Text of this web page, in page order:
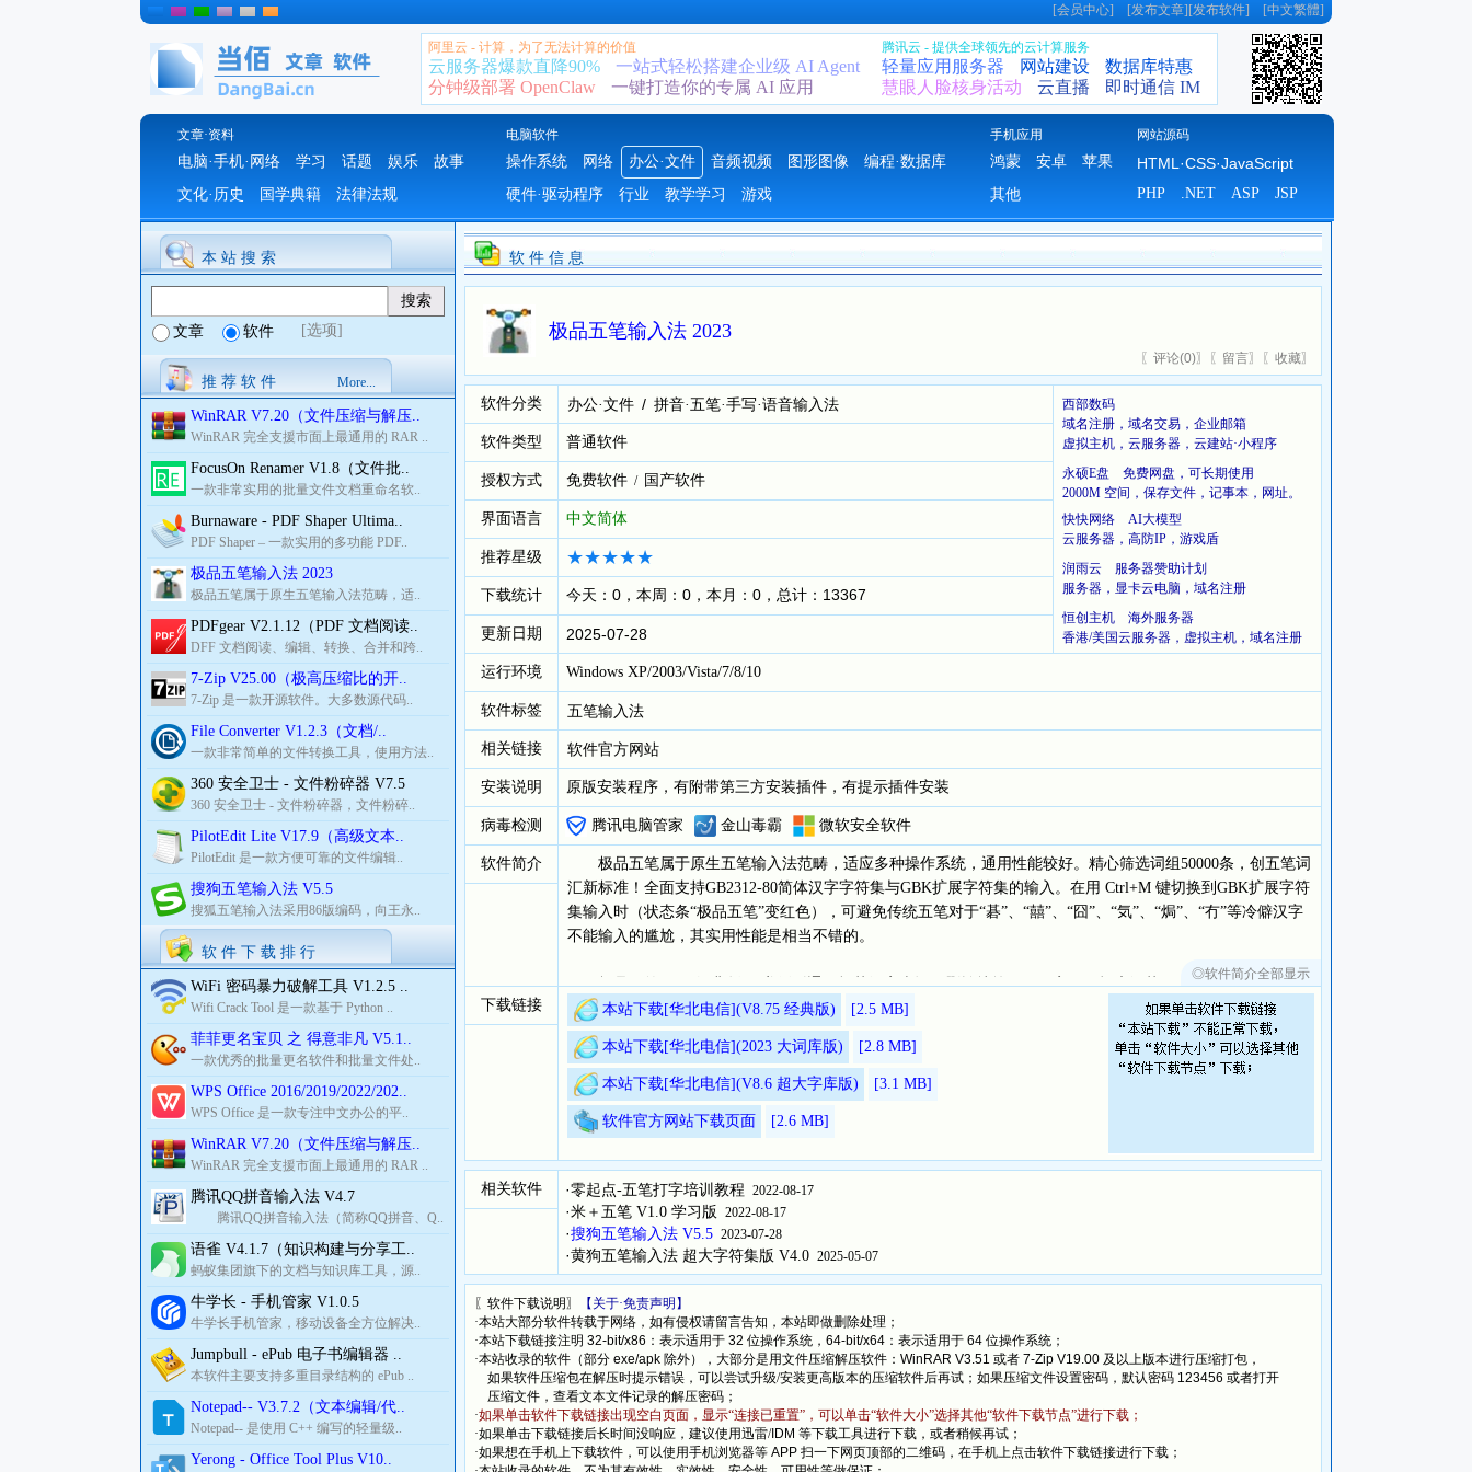
[会员中心] [发布文章][发布软件] [中文繁體]
阿里云 - 计算，为了无法计算的价值
云服务器爆款直降90%
一站式轻松搭建企业级 AI Agent
分钟级部署 OpenClaw
一键打造你的专属 AI 应用
腾讯云 - 提供全球领先的云计算服务
轻量应用服务器 网站建设
数据库特惠
慧眼人脸核身活动
云直播 即时通信 IM
文章·资料 电脑软件 手机应用 网站源码
电脑·手机·网络 学习 话题 娱乐
故事
文化·历史
国学典籍 法律法规
操作系统 网络 办公·文件 音频视频 图形图像
编程·数据库
硬件·驱动程序
行业 教学学习 游戏
鸿蒙 安卓
苹果
其他
HTML·CSS·JavaScript
PHP .NET ASP JSP
本 站 搜 索
文章 软件 [选项]
推 荐 软 件 More...
WinRAR V7.20（文件压缩与解压..
WinRAR 完全支援市面上最通用的 RAR ..
FocusOn Renamer V1.8（文件批..
一款非常实用的批量文件文档重命名软..
Burnaware - PDF Shaper Ultima..
PDF Shaper – 一款实用的多功能 PDF..
极品五笔输入法 2023
极品五笔属于原生五笔输入法范畴，适..
PDFgear V2.1.12（PDF 文档阅读..
DFF 文档阅读、编辑、转换、合并和跨..
7-Zip V25.00（极高压缩比的开..
7-Zip 是一款开源软件。大多数源代码..
File Converter V1.2.3（文档/..
一款非常简单的文件转换工具，使用方法..
360 安全卫士 - 文件粉碎器 V7.5
360 安全卫士 - 文件粉碎器，文件粉碎..
PilotEdit Lite V17.9（高级文本..
PilotEdit 是一款方便可靠的文件编辑..
搜狗五笔输入法 V5.5
搜狐五笔输入法采用86版编码，向王永..
软 件 下 载 排 行
WiFi 密码暴力破解工具 V1.2.5 ..
Wifi Crack Tool 是一款基于 Python ..
菲菲更名宝贝 之 得意非凡 V5.1..
一款优秀的批量更名软件和批量文件处..
WPS Office 2016/2019/2022/202..
WPS Office 是一款专注中文办公的平..
WinRAR V7.20（文件压缩与解压..
WinRAR 完全支援市面上最通用的 RAR ..
腾讯QQ拼音输入法 V4.7
腾讯QQ拼音输入法（简称QQ拼音、Q..
语雀 V4.1.7（知识构建与分享工..
蚂蚁集团旗下的文档与知识库工具，源..
牛学长 - 手机管家 V1.0.5
牛学长手机管家，移动设备全方位解决..
Jumpbull - ePub 电子书编辑器 ..
本软件主要支持多重目录结构的 ePub ..
Notepad-- V3.7.2（文本编辑/代..
Notepad-- 是使用 C++ 编写的轻量级..
Yerong - Office Tool Plus V10..
软 件 信 息
极品五笔输入法 2023
〖 评论(0)〗〖 留言〗〖 收藏〗
软件分类 办公·文件 / 拼音·五笔·手写·语音输入法
西部数码
域名注册，域名交易，企业邮箱
虚拟主机，云服务器，云建站·小程序
永硕E盘 免费网盘，可长期使用
2000M 空间，保存文件，记事本，网址。
快快网络 AI大模型
云服务器，高防IP，游戏盾
润雨云 服务器赞助计划
服务器，显卡云电脑，域名注册
恒创主机 海外服务器
香港/美国云服务器，虚拟主机，域名注册
软件类型 普通软件
授权方式 免费软件 / 国产软件
界面语言 中文简体
推荐星级
下载统计 今天：0，本周：0，本月：0，总计：13367
更新日期 2025-07-28
运行环境 Windows XP/2003/Vista/7/8/10
软件标签 五笔输入法
相关链接 软件官方网站
安装说明 原版安装程序，有附带第三方安装插件，有提示插件安装
病毒检测 腾讯电脑管家 金山毒霸 微软安全软件
软件简介
极品五笔属于原生五笔输入法范畴，适应多种操作系统，通用性能较好。精心筛选词组50000条，创五笔词
汇新标准！全面支持GB2312-80简体汉字字符集与GBK扩展字符集的输入。在用 Ctrl+M 键切换到GBK扩展字符
集输入时（状态条“极品五笔”变红色），可避免传统五笔对于“碁”、“囍”、“囧”、“気”、“焗”、“冇”等冷僻汉字
不能输入的尴尬，其实用性能是相当不错的。
极品五笔 8.73 经典版 ，遵循《通用规范汉字表》，删繁就简（8105字），打磨细节，支持 Windows 10
Edge 浏览器。
极品五笔 8.5 超大字库版，支持输入八万汉字，可与其他版本并列安装在同一电脑上。
极品五笔 2021 大词库版，支持 Windows 7/8 低配电脑， 精心筛选66000条优质词组。
◎软件简介全部显示
下载链接 本站下载[华北电信](V8.75 经典版) [2.5 MB]
本站下载[华北电信](2023 大词库版) [2.8 MB]
本站下载[华北电信](V8.6 超大字库版) [3.1 MB]
软件官方网站下载页面 [2.6 MB]
相关软件 ·零起点-五笔打字培训教程 2022-08-17
·米＋五笔 V1.0 学习版 2022-08-17
·搜狗五笔输入法 V5.5 2023-07-28
·黄狗五笔输入法 超大字符集版 V4.0 2025-05-07
〖软件下载说明〗
【关于·免责声明】
·本站大部分软件转载于网络，如有侵权请留言告知，本站即做删除处理；
·本站下载链接注明 32-bit/x86 ：表示适用于 32 位操作系统， 64-bit/x64 ：表示适用于 64 位操作系统；
·本站收录的软件（部分 exe/apk 除外），大部分是用文件压缩解压软件： WinRAR V3.51 或者 7-Zip V19.00 及以上版本进行压缩打包，
如果软件压缩包在解压时提示错误，可以尝试升级/安装更高版本的压缩软件后再试；如果压缩文件设置密码，默认密码 123456 或者打开
压缩文件，查看文本文件记录的解压密码；
·如果单击软件下载链接出现空白页面，显示“连接已重置”，可以单击“软件大小”选择其他“软件下载节点”进行下载；
·如果单击下载链接后长时间没响应，建议使用迅雷/IDM 等下载工具进行下载，或者稍候再试；
·如果想在手机上下载软件，可以使用手机浏览器等 APP 扫一下网页顶部的二维码，在手机上点击软件下载链接进行下载；